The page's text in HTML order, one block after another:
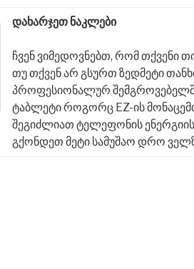
დახარჯეთ ნაკლები
ჩვენ ვიმედოვნებთ, რომ
თუ თქვენ არ გსურთ ზედმეტი
პროფესიონალურ
ტაბლეტი როგორც EZ-ის
შეგიძლიათ ტელეფონის
გქონდეთ მეტი სამუშაო დრო